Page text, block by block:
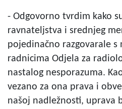
- Odgovorno tvrdim kako
ravnateljstva i srednjeg
pojedinačno razgovarale s
radnicima Odjela za
nastalog nesporazuma.
vezano za ona prava i
našoj nadležnosti, uprava